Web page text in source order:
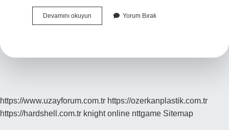
Devamını okuyun
Kağıt
Yorum Bırak
https://www.uzayforum.com.tr https://ozerkanplastik.com.tr
https://hardshell.com.tr knight online nttgame Sitemap